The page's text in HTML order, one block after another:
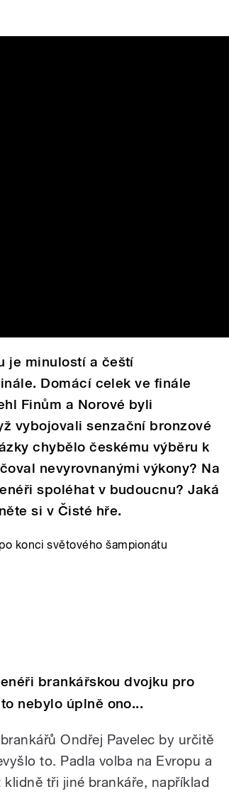
je minulostí a čeští
Domácí celek ve finále
Finům a Norové byli
vybojovali senzační bronzové
chybělo českému výběru k
nevyrovnanými výkony? Na
spoléhat v budoucnu? Jaká
si v Čisté hře.
konci světového šampionátu
brankářskou dvojku pro
nebylo úplně ono...
Ondřej Pavelec by určitě
to. Padla volba na Evropu a
tři jiné brankáře, například